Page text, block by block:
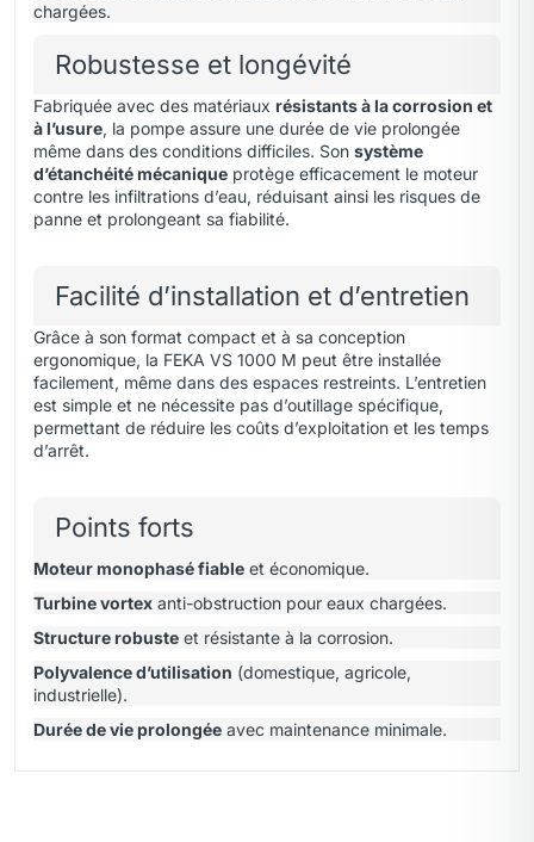
chargées.
Robustesse et longévité
Fabriquée avec des matériaux résistants à la corrosion et
à l’usure, la pompe assure une durée de vie prolongée
même dans des conditions difficiles. Son système
d’étanchéité mécanique protège efficacement le moteur
contre les infiltrations d’eau, réduisant ainsi les risques de
panne et prolongeant sa fiabilité.
Facilité d’installation et d’entretien
Grâce à son format compact et à sa conception
ergonomique, la FEKA VS 1000 M peut être installée
facilement, même dans des espaces restreints. L’entretien
est simple et ne nécessite pas d’outillage spécifique,
permettant de réduire les coûts d’exploitation et les temps
d’arrêt.
Points forts
Moteur monophasé fiable et économique.
Turbine vortex anti-obstruction pour eaux chargées.
Structure robuste et résistante à la corrosion.
Polyvalence d’utilisation (domestique, agricole,
industrielle).
Durée de vie prolongée avec maintenance minimale.